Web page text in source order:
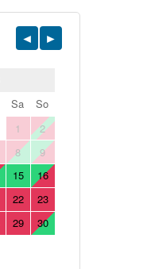
Sa
So
1
2
8
9
15
16
22
23
29
30